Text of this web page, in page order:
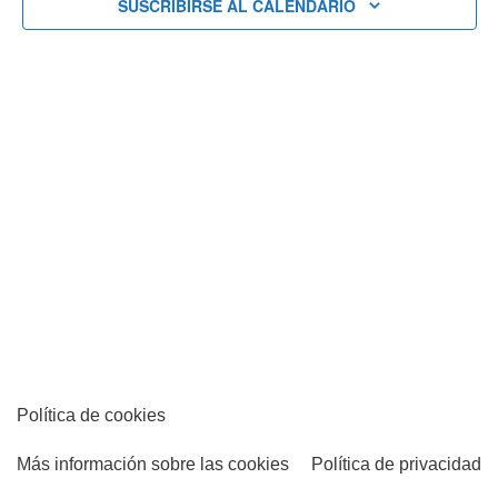
SUSCRIBIRSE AL CALENDARIO
Política de cookies
Más información sobre las cookies Política de privacidad